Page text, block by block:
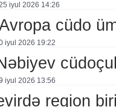
i̇yul 2026 14:26
cüdo
i̇yul 2026 19:22
i̇yul 2026 13:56
region